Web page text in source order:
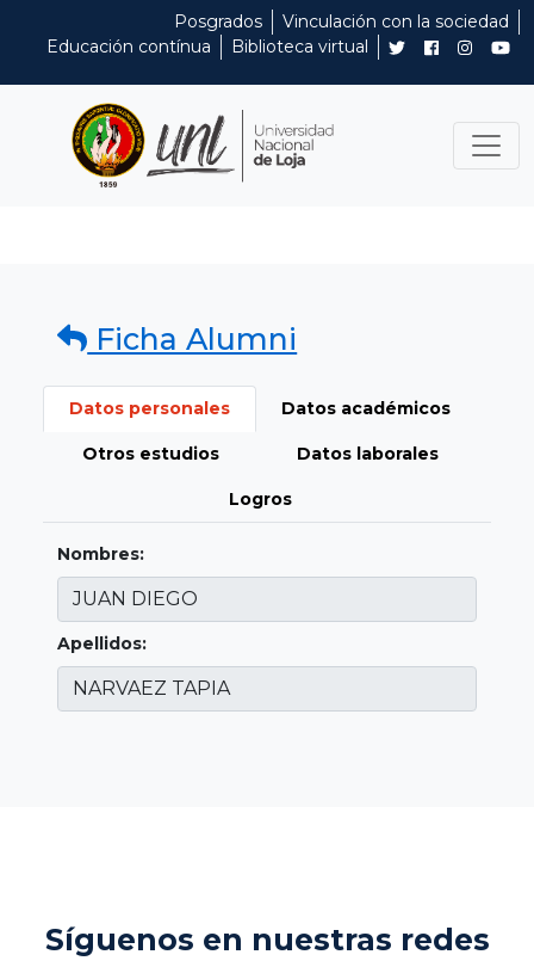
Posgrados
Vinculación con la sociedad
Educación contínua
Biblioteca virtual
Ficha Alumni
Datos personales Datos académicos
Otros estudios Datos laborales
Logros
Nombres:
Apellidos:
Síguenos en nuestras redes